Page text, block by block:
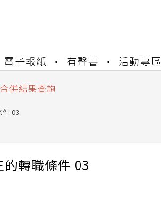
電子報紙 有聲書 活動專區
併結果查詢
併結果查詢
件 03
的轉職條件 03